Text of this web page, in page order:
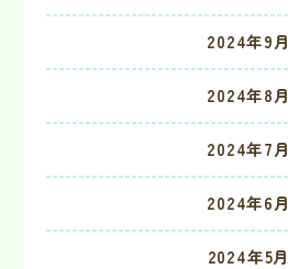
2024年9月
2024年8月
2024年7月
2024年6月
2024年5月